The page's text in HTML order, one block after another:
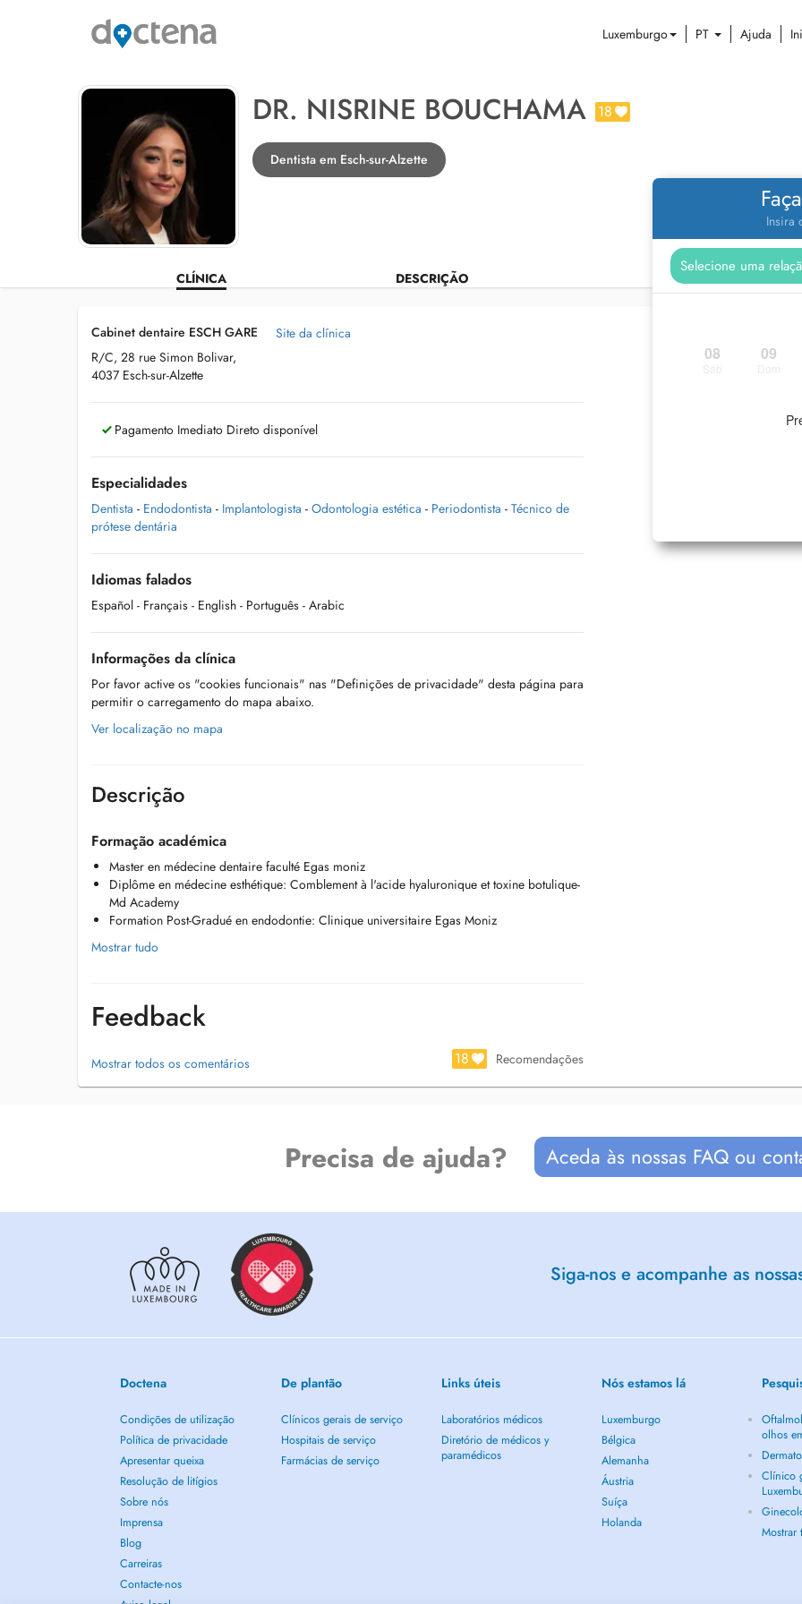
Luxemburgo PT Ajuda
DR. NISRINE BOUCHAMA 18
Dentista em Esch-sur-Alzette
CLÍNICA DESCRIÇÃO
Insira
08 09
Cabinet dentaire ESCH GARE
R/C, 28 rue Simon Bolivar,
4037 Esch-sur-Alzette
Site da clínica
Pagamento Imediato Direto disponível
Especialidades
Dentista - Endodontista - Implantologista - Odontologia estética - Periodontista - Técnico de
prótese dentária
Idiomas falados
Español - Français - English - Português - Arabic
Informações da clínica
Por favor active os "cookies funcionais" nas "Definições de privacidade" desta página para
permitir o carregamento do mapa abaixo.
Ver localização no mapa
Descrição
Formação académica
Master en médecine dentaire faculté Egas moniz
Diplôme en médecine esthétique: Comblement à l'acide hyaluronique et toxine botulique-
Md Academy
Formation Post-Gradué en endodontie: Clinique universitaire Egas Moniz
Mostrar tudo
Feedback
Mostrar todos os comentários 18 Recomendações
Precisa de ajuda? Aceda às nossas FAQ ou
Siga-nos e acompanhe as
Doctena
Condições de utilização
Política de privacidade
Apresentar queixa
Resolução de litígios
Sobre nós
Imprensa
Blog
Carreiras
Contacte-nos
De plantão
Clínicos gerais de serviço
Hospitais de serviço
Farmácias de serviço
Links úteis
Laboratórios médicos
Diretório de médicos y
paramédicos
Nós estamos lá
Luxemburgo
Bélgica
Alemanha
Áustria
Suíça
Holanda
olhos
Clínico